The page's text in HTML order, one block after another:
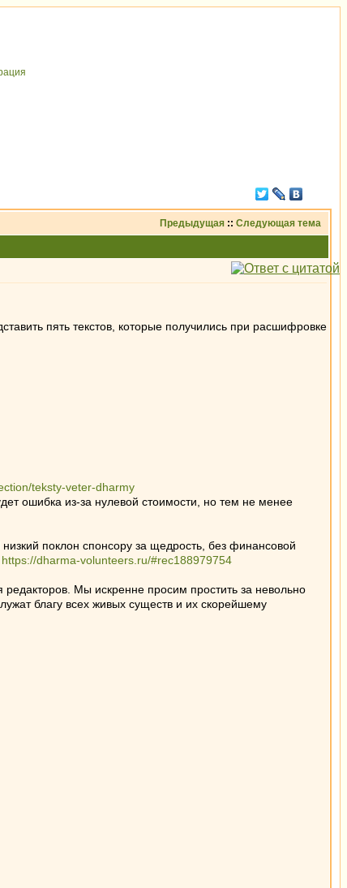
Предыдущая :: Следующая тема
пять текстов, которые получились при расшифровке
teksty-veter-dharmy
ошибка из-за нулевой стоимости, но тем не менее
поклон спонсору за щедрость, без финансовой
https://dharma-volunteers.ru/#rec188979754
редакторов. Мы искренне просим простить за невольно
благу всех живых существ и их скорейшему